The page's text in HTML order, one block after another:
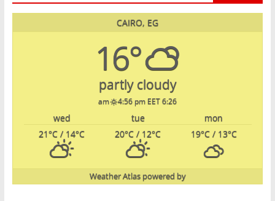
CAIRO, EG
16°
partly cloudy
6:26 am
4:56 pm EET
mon
tue
wed
19°C/ 13°C
20°C / 12°C
21°C / 14°C
powered by
Weather Atlas